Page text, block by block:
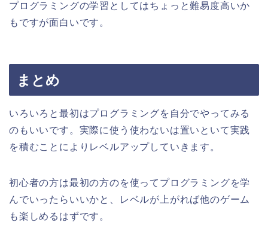
プログラミングの学習としてはちょっと難易度高いか
もですが面白いです。
まとめ
いろいろと最初はプログラミングを自分でやってみる
のもいいです。実際に使う使わないは置いといて実践
を積むことによりレベルアップしていきます。
初心者の方は最初の方のを使ってプログラミングを学
んでいったらいいかと、レベルが上がれば他のゲーム
も楽しめるはずです。